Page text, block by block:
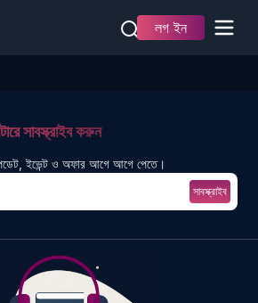
লগ ইন
সাবস্ক্রাইব করুন
ইভেন্ট ও অফার আগে আগে পেতে।
সাবস্ক্রাইব